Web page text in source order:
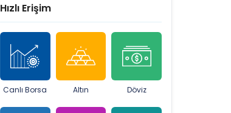
Hızlı Erişim
Canlı Borsa Altın Döviz